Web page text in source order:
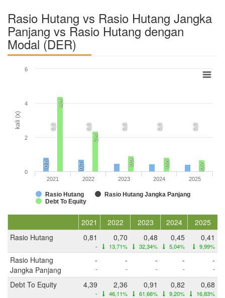
Rasio Hutang vs Rasio Hutang Jangka
Panjang vs Rasio Hutang dengan
Modal (DER)
kali (x)
0,8 0,7
0,0 0,0 0,0 0,0 0,0
4,4
2,4
0,9 0,8 0,7
Rasio Hutang
Rasio Hutang Jangka Panjang
Debt To Equity
2021 2022 2023 2024 2025
0
2
4
6
2021 2022 2023 2024
2025
Rasio Hutang
0,81
-
0,70
13,71%
0,48
32,34%
0,45
5,04%
0,41
9,99%
Rasio Hutang
Jangka Panjang
-
-
-
-
-
-
-
-
-
-
Debt To Equity 4,39
-
2,36
46,11%
0,91
61,66%
0,82
9,20%
0,68
16,83%